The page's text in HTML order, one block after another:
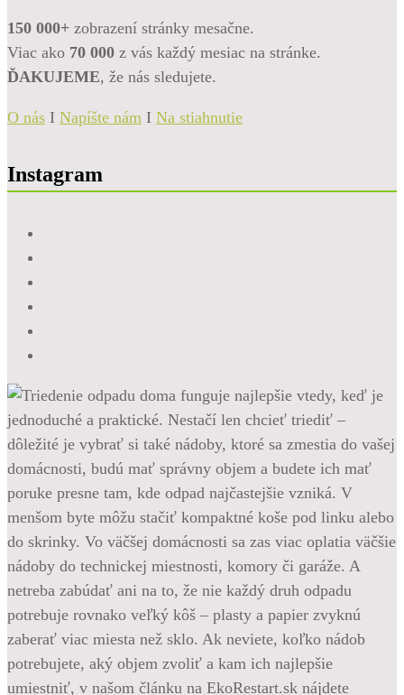
150 000+ zobrazení stránky mesačne.
Viac ako 70 000 z vás každý mesiac na stránke.
ĎAKUJEME, že nás sledujete.
O nás I Napíšte nám I Na stiahnutie
Instagram